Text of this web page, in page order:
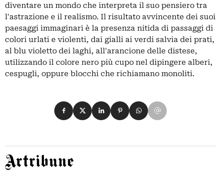
diventare un mondo che interpreta il suo pensiero tra
l'astrazione e il realismo. Il risultato avvincente dei suoi
paesaggi immaginari è la presenza nitida di passaggi di
colori urlati e violenti, dai gialli ai verdi salvia dei prati,
al blu violetto dei laghi, all'arancione delle distese,
utilizzando il colore nero più cupo nel dipingere alberi,
cespugli, oppure blocchi che richiamano monoliti.
Condividi su Facebook
Condividi su X
Condividi su LinkedIn
Condividi su Pinterest
Condividi su WhatsApp
Condividi su Email
Artribune